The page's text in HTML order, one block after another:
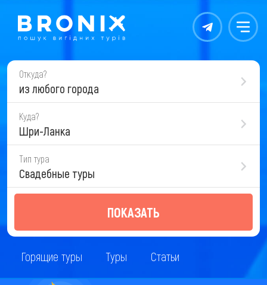
Контакты Меню
Откуда?
из любого города
Куда?
Шри-Ланка
Тип тура
Свадебные туры
ПОКАЗАТЬ
Горящие туры Туры Статьи